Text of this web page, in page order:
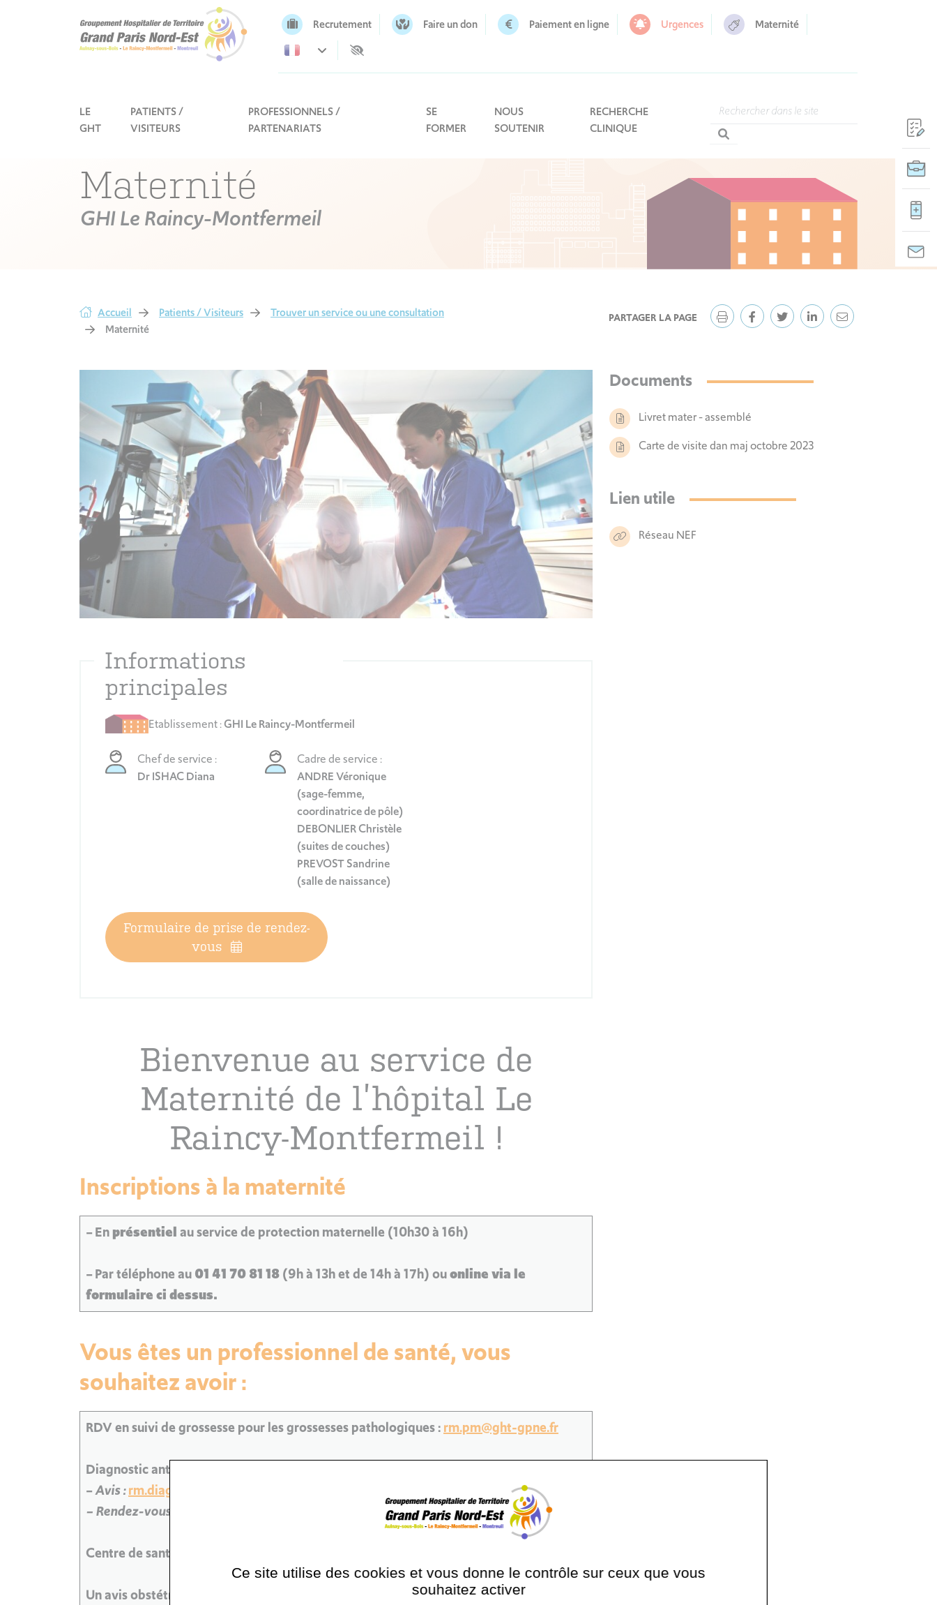
Recrutement Faire un don Paiement en ligne Urgences Maternité
LE
GHT
PATIENTS /
VISITEURS
PROFESSIONNELS /
PARTENARIATS
SE
FORMER
NOUS
SOUTENIR
RECHERCHE
CLINIQUE
Maternité
GHI Le Raincy-Montfermeil
Accueil Patients / Visiteurs
Trouver un service ou une consultation
Maternité
PARTAGER LA PAGE
Informations
principales
Etablissement :GHI Le Raincy-Montfermeil
Chef de service :
Dr ISHAC Diana
Cadre de service :
ANDRE Véronique
(sage-femme,
coordinatrice de pôle)
DEBONLIER Christèle
(suites de couches)
PREVOST Sandrine
(salle de naissance)
Formulaire de prise de rendez-
vous
Bienvenue au service de
Maternité de l’hôpital Le
Raincy-Montfermeil !
Inscriptions à la maternité
– Enprésentielau service de protection maternelle (10h30 à 16h)
– Par téléphone au01 41 70 81 18(9h à 13h et de 14h à 17h) ouonline via le
formulaire ci dessus.
Vous êtes un professionnel de santé, vous
souhaitez avoir :
RDV en suivi de grossesse pour les grossesses pathologiques :rm.pm@ght-gpne.fr
Diagnostic anténatal :
–Avis :rm.diagnostic.antenatal@ght-gpne.fr
– Rendez-vous :
Centre de santé sexuelle :
Un avis obstétrical / gynécologique : 9h-13h lundi au vendredi – 06 63 21 51 36
Documents
Livret mater - assemblé
Carte de visite dan maj octobre 2023
Lien utile
Réseau NEF
Ce site utilise des cookies et vous donne le contrôle sur ceux que vous
souhaitez activer